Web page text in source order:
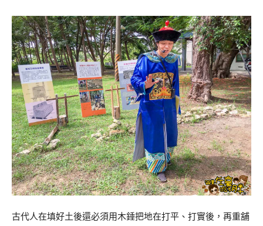
古代人在填好土後還必須用木錘把地在打平、打實後，再重舖